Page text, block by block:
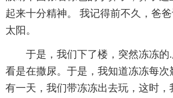
起来十分精神。 我记得前不久，爸
太阳。
于是，我们下了楼，突然冻冻的
看是在撒尿。于是，我知道冻冻每次
有一天，我们带冻冻出去玩，这时